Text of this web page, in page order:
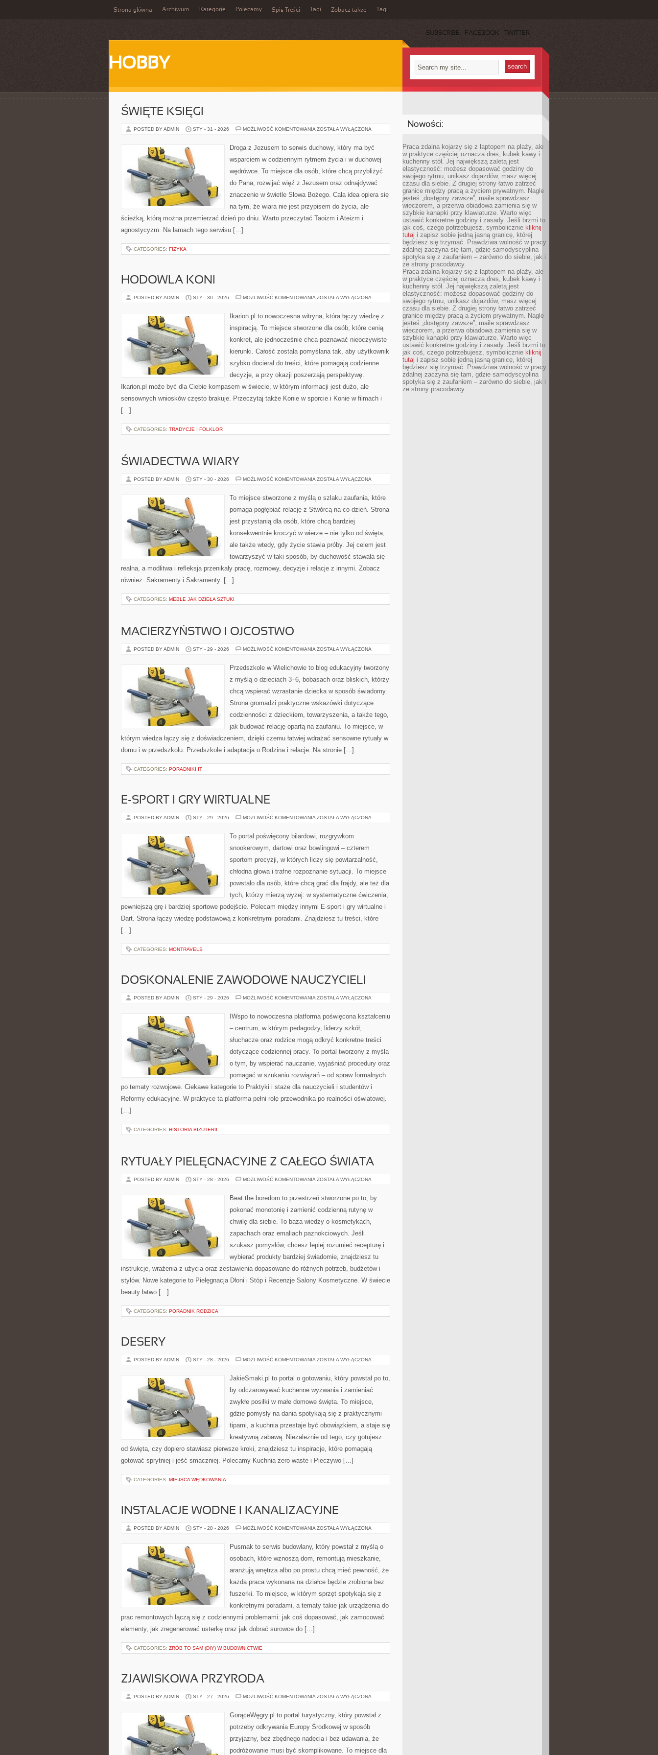
Strona główna Archiwum Kategorie Polecamy Spis Treści Tagi Zobacz także Tagi
SUBSCRIBE FACEBOOK TWITTER
HOBBY
ŚWIĘTE KSIĘGI
POSTED BY ADMIN STY - 31 - 2026 MOŻLIWOŚĆ KOMENTOWANIA ŚWIĘTE
ZOSTAŁA WYŁĄCZONA
Droga z Jezusem to serwis duchowy, który ma być
wsparciem w codziennym rytmem życia i w duchowej
wędrówce. To miejsce dla osób, które chcą przybliżyć
do Pana, rozwijać więź z Jezusem oraz odnajdywać
znaczenie w świetle Słowa Bożego. Cała idea opiera się
na tym, że wiara nie jest przypisem do życia, ale
ścieżką, którą można przemierzać dzień po dniu. Warto przeczytać Taoizm i Ateizm i
agnostycyzm. Na łamach tego serwisu […]
CATEGORIES: FIZYKA
HODOWLA KONI
POSTED BY ADMIN STY - 30 - 2026 MOŻLIWOŚĆ KOMENTOWANIA HODOWLA
ZOSTAŁA WYŁĄCZONA
Ikarion.pl to nowoczesna witryna, która łączy wiedzę z
inspiracją. To miejsce stworzone dla osób, które cenią
konkret, ale jednocześnie chcą poznawać nieoczywiste
kierunki. Całość została pomyślana tak, aby użytkownik
szybko docierał do treści, które pomagają codzienne
decyzje, a przy okazji poszerzają perspektywę.
Ikarion.pl może być dla Ciebie kompasem w świecie, w którym informacji jest dużo, ale
sensownych wniosków często brakuje. Przeczytaj także Konie w sporcie i Konie w filmach i
[…]
CATEGORIES: TRADYCJE I FOLKLOR
ŚWIADECTWA WIARY
POSTED BY ADMIN STY - 30 - 2026 MOŻLIWOŚĆ KOMENTOWANIA ŚWIADECTWA
ZOSTAŁA WYŁĄCZONA
To miejsce stworzone z myślą o szlaku zaufania, które
pomaga pogłębiać relację z Stwórcą na co dzień. Strona
jest przystanią dla osób, które chcą bardziej
konsekwentnie kroczyć w wierze – nie tylko od święta,
ale także wtedy, gdy życie stawia próby. Jej celem jest
towarzyszyć w taki sposób, by duchowość stawała się
realna, a modlitwa i refleksja przenikały pracę, rozmowy, decyzje i relacje z innymi. Zobacz
również: Sakramenty i Sakramenty. […]
CATEGORIES: MEBLE JAK DZIEŁA SZTUKI
MACIERZYŃSTWO I OJCOSTWO
POSTED BY ADMIN STY - 29 - 2026 MOŻLIWOŚĆ KOMENTOWANIA MACIERZYŃSTWO
ZOSTAŁA WYŁĄCZONA
Przedszkole w Wielichowie to blog edukacyjny tworzony
z myślą o dzieciach 3–6, bobasach oraz bliskich, którzy
chcą wspierać wzrastanie dziecka w sposób świadomy.
Strona gromadzi praktyczne wskazówki dotyczące
codzienności z dzieckiem, towarzyszenia, a także tego,
jak budować relację opartą na zaufaniu. To miejsce, w
którym wiedza łączy się z doświadczeniem, dzięki czemu łatwiej wdrażać sensowne rytuały w
domu i w przedszkolu. Przedszkole i adaptacja o Rodzina i relacje. Na stronie […]
CATEGORIES: PORADNIKI IT
E-SPORT I GRY WIRTUALNE
POSTED BY ADMIN STY - 29 - 2026 MOŻLIWOŚĆ KOMENTOWANIA E-
WIRTUALNE
ZOSTAŁA WYŁĄCZONA
To portal poświęcony bilardowi, rozgrywkom
snookerowym, dartowi oraz bowlingowi – czterem
sportom precyzji, w których liczy się powtarzalność,
chłodna głowa i trafne rozpoznanie sytuacji. To miejsce
powstało dla osób, które chcą grać dla frajdy, ale też dla
tych, którzy mierzą wyżej: w systematyczne ćwiczenia,
pewniejszą grę i bardziej sportowe podejście. Polecam między innymi E-sport i gry wirtualne i
Dart. Strona łączy wiedzę podstawową z konkretnymi poradami. Znajdziesz tu treści, które
[…]
CATEGORIES: MONTRAVELS
DOSKONALENIE ZAWODOWE NAUCZYCIELI
POSTED BY ADMIN STY - 29 - 2026 MOŻLIWOŚĆ KOMENTOWANIA DOSKONALENIE
ZOSTAŁA WYŁĄCZONA
IWspo to nowoczesna platforma poświęcona kształceniu
– centrum, w którym pedagodzy, liderzy szkół,
słuchacze oraz rodzice mogą odkryć konkretne treści
dotyczące codziennej pracy. To portal tworzony z myślą
o tym, by wspierać nauczanie, wyjaśniać procedury oraz
pomagać w szukaniu rozwiązań – od spraw formalnych
po tematy rozwojowe. Ciekawe kategorie to Praktyki i staże dla nauczycieli i studentów i
Reformy edukacyjne. W praktyce ta platforma pełni rolę przewodnika po realności oświatowej.
[…]
CATEGORIES: HISTORIA BIŻUTERII
RYTUAŁY PIELĘGNACYJNE Z CAŁEGO ŚWIATA
POSTED BY ADMIN STY - 28 - 2026 MOŻLIWOŚĆ KOMENTOWANIA RYTUAŁY
CAŁEGO
ŚWIATA
ZOSTAŁA WYŁĄCZONA
Beat the boredom to przestrzeń stworzone po to, by
pokonać monotonię i zamienić codzienną rutynę w
chwilę dla siebie. To baza wiedzy o kosmetykach,
zapachach oraz emaliach paznokciowych. Jeśli
szukasz pomysłów, chcesz lepiej rozumieć recepturę i
wybierać produkty bardziej świadomie, znajdziesz tu
instrukcje, wrażenia z użycia oraz zestawienia dopasowane do różnych potrzeb, budżetów i
stylów. Nowe kategorie to Pielęgnacja Dłoni i Stóp i Recenzje Salony Kosmetyczne. W świecie
beauty łatwo […]
CATEGORIES: PORADNIK RODZICA
DESERY
POSTED BY ADMIN STY - 28 - 2026 MOŻLIWOŚĆ KOMENTOWANIA DESERY
ZOSTAŁA WYŁĄCZONA
JakieSmaki.pl to portal o gotowaniu, który powstał po to,
by odczarowywać kuchenne wyzwania i zamieniać
zwykłe posiłki w małe domowe święta. To miejsce,
gdzie pomysły na dania spotykają się z praktycznymi
tipami, a kuchnia przestaje być obowiązkiem, a staje się
kreatywną zabawą. Niezależnie od tego, czy gotujesz
od święta, czy dopiero stawiasz pierwsze kroki, znajdziesz tu inspiracje, które pomagają
gotować sprytniej i jeść smaczniej. Polecamy Kuchnia zero waste i Pieczywo […]
CATEGORIES: MIEJSCA WĘDKOWANIA
INSTALACJE WODNE I KANALIZACYJNE
POSTED BY ADMIN STY - 28 - 2026 MOŻLIWOŚĆ KOMENTOWANIA INSTALACJE
KANALIZACYJNE
ZOSTAŁA WYŁĄCZONA
Pusmak to serwis budowlany, który powstał z myślą o
osobach, które wznoszą dom, remontują mieszkanie,
aranżują wnętrza albo po prostu chcą mieć pewność, że
każda praca wykonana na działce będzie zrobiona bez
fuszerki. To miejsce, w którym sprzęt spotykają się z
konkretnymi poradami, a tematy takie jak urządzenia do
prac remontowych łączą się z codziennymi problemami: jak coś dopasować, jak zamocować
elementy, jak zregenerować usterkę oraz jak dobrać surowce do […]
CATEGORIES: ZRÓB TO SAM (DIY) W BUDOWNICTWIE
ZJAWISKOWA PRZYRODA
POSTED BY ADMIN STY - 27 - 2026 MOŻLIWOŚĆ KOMENTOWANIA ZJAWISKOWA
ZOSTAŁA WYŁĄCZONA
GorąceWęgry.pl to portal turystyczny, który powstał z
potrzeby odkrywania Europy Środkowej w sposób
przyjazny, bez zbędnego nadęcia i bez udawania, że
podróżowanie musi być skomplikowane. To miejsce dla
Nowości:
Praca zdalna kojarzy się z laptopem na plaży, ale
w praktyce częściej oznacza dres, kubek kawy i
kuchenny stół. Jej największą zaletą jest
elastyczność: możesz dopasować godziny do
swojego rytmu, unikasz dojazdów, masz więcej
czasu dla siebie. Z drugiej strony łatwo zatrzeć
granice między pracą a życiem prywatnym. Nagle
jesteś „dostępny zawsze”, maile sprawdzasz
wieczorem, a przerwa obiadowa zamienia się w
szybkie kanapki przy klawiaturze. Warto więc
ustawić konkretne godziny i zasady. Jeśli brzmi to
jak coś, czego potrzebujesz, symbolicznie kliknij
tutaj i zapisz sobie jedną jasną granicę, której
będziesz się trzymać. Prawdziwa wolność w pracy
zdalnej zaczyna się tam, gdzie samodyscyplina
spotyka się z zaufaniem – zarówno do siebie, jak i
ze strony pracodawcy.
Praca zdalna kojarzy się z laptopem na plaży, ale
w praktyce częściej oznacza dres, kubek kawy i
kuchenny stół. Jej największą zaletą jest
elastyczność: możesz dopasować godziny do
swojego rytmu, unikasz dojazdów, masz więcej
czasu dla siebie. Z drugiej strony łatwo zatrzeć
granice między pracą a życiem prywatnym. Nagle
jesteś „dostępny zawsze”, maile sprawdzasz
wieczorem, a przerwa obiadowa zamienia się w
szybkie kanapki przy klawiaturze. Warto więc
ustawić konkretne godziny i zasady. Jeśli brzmi to
jak coś, czego potrzebujesz, symbolicznie kliknij
tutaj i zapisz sobie jedną jasną granicę, której
będziesz się trzymać. Prawdziwa wolność w pracy
zdalnej zaczyna się tam, gdzie samodyscyplina
spotyka się z zaufaniem – zarówno do siebie, jak i
ze strony pracodawcy.